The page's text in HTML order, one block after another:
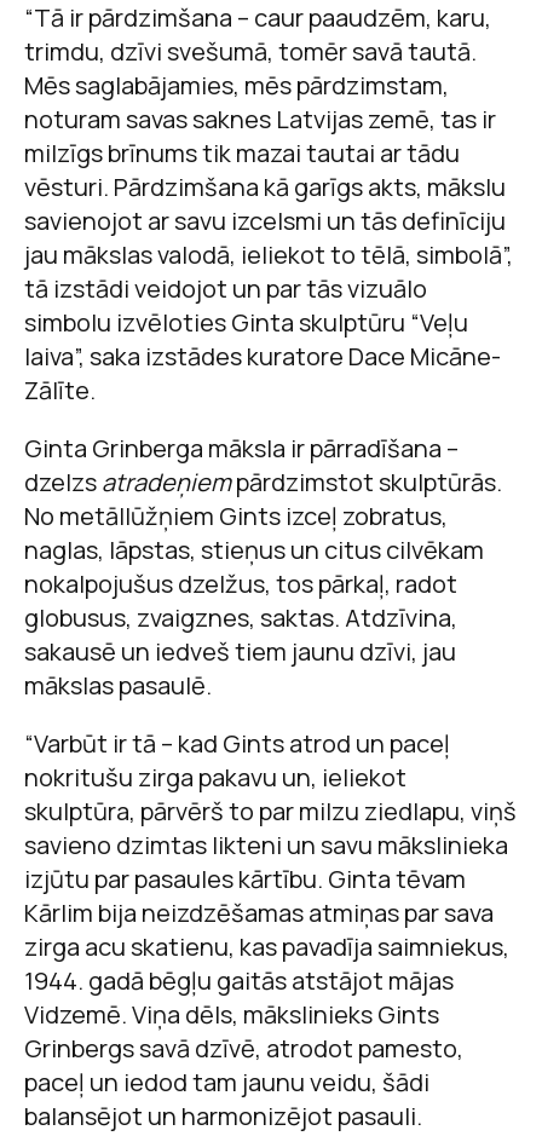
“Tā ir pārdzimšana – caur paaudzēm, karu,
trimdu, dzīvi svešumā, tomēr savā tautā.
Mēs saglabājamies, mēs pārdzimstam,
noturam savas saknes Latvijas zemē, tas ir
milzīgs brīnums tik mazai tautai ar tādu
vēsturi. Pārdzimšana kā garīgs akts, mākslu
savienojot ar savu izcelsmi un tās definīciju
jau mākslas valodā, ieliekot to tēlā, simbolā”,
tā izstādi veidojot un par tās vizuālo
simbolu izvēloties Ginta skulptūru “Veļu
laiva”, saka izstādes kuratore Dace Micāne-
Zālīte.
Ginta Grinberga māksla ir pārradīšana –
dzelzsatradeņiempārdzimstot skulptūrās.
No metāllūžņiem Gints izceļ zobratus,
naglas, lāpstas, stieņus un citus cilvēkam
nokalpojušus dzelžus, tos pārkaļ, radot
globusus, zvaigznes, saktas. Atdzīvina,
sakausē un iedveš tiem jaunu dzīvi, jau
mākslas pasaulē.
“Varbūt ir tā – kad Gints atrod un paceļ
nokritušu zirga pakavu un, ieliekot
skulptūra, pārvērš to par milzu ziedlapu, viņš
savieno dzimtas likteni un savu mākslinieka
izjūtu par pasaules kārtību. Ginta tēvam
Kārlim bija neizdzēšamas atmiņas par sava
zirga acu skatienu, kas pavadīja saimniekus,
1944. gadā bēgļu gaitās atstājot mājas
Vidzemē. Viņa dēls, mākslinieks Gints
Grinbergs savā dzīvē, atrodot pamesto,
paceļ un iedod tam jaunu veidu, šādi
balansējot un harmonizējot pasauli.